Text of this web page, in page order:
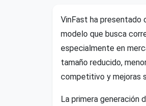
VinFast ha presentado
modelo que busca
especialmente en
tamaño reducido,
competitivo y mejoras
La primera generación